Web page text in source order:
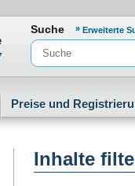
Suche Erweiterte
Preise und
Inhalte